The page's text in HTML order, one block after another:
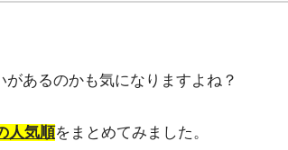
あるのかも気になりますよね？
人気順をまとめてみました。